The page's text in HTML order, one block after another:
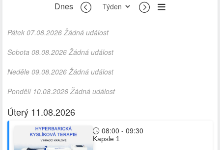
Dnes
Pátek 07.08.2026 Žádná událost
Sobota 08.08.2026 Žádná událost
Neděle 09.08.2026 Žádná událost
Pondělí 10.08.2026 Žádná událost
Úterý 11.08.2026
08:00 - 09:30
Kapsle 1